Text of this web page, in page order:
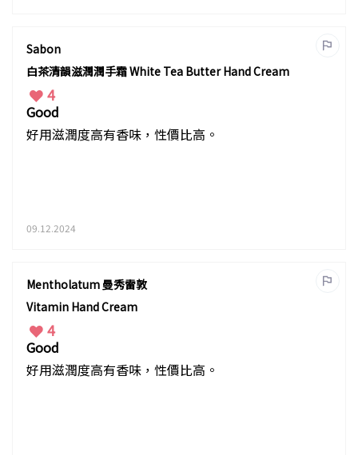
Sabon
白茶清韻滋潤潤手霜 White Tea Butter Hand Cream
4
Good
好用滋潤度高有香味，性價比高。
09.12.2024
Mentholatum 曼秀雷敦
Vitamin Hand Cream
4
Good
好用滋潤度高有香味，性價比高。